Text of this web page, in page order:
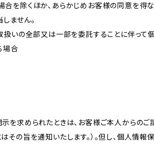
を除くほか、あらかじめお客様の同意を得
ません。
扱いの全部又は一部を委託することに伴って
場合
を求められたときは、お客様ご本人からのご
の旨を通知いたします。）。但し、個人情報